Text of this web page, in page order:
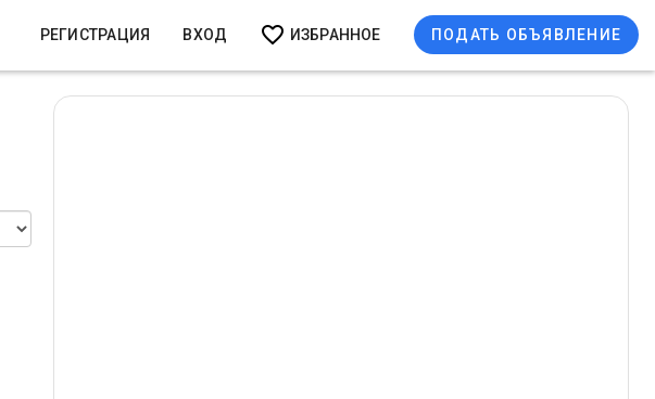
РЕГИСТРАЦИЯ ВХОД ИЗБРАННОЕ ПОДАТЬ ОБЪЯВЛЕНИЕ